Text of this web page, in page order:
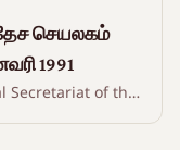
செயலகம்
1991
Secretariat of the